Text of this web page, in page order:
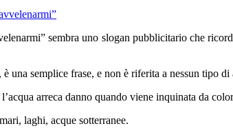
sembra uno slogan pubblicitario che
una semplice frase, e non è riferita a nessun tipo
arreca danno quando viene inquinata da
laghi, acque sotterranee.